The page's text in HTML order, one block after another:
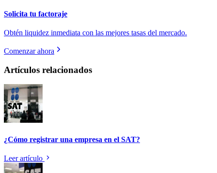
Solicita tu factoraje
Obtén liquidez inmediata con las mejores tasas del mercado.
Comenzar ahora
Artículos relacionados
¿Cómo registrar una empresa en el SAT?
Leer artículo